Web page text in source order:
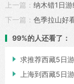
上一篇： 纳木错1日游
下一篇： 色季拉山好
99%的人还看了：
 求推荐西藏5日
 上海到西藏5日